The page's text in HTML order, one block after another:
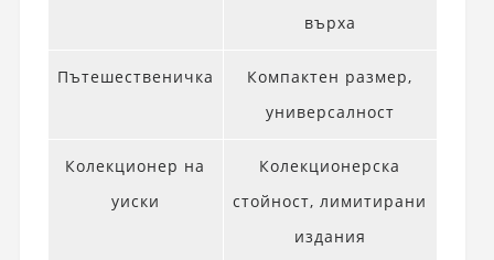
върха
Пътешественичка
Компактен размер,
универсалност
Колекционер на
уиски
Колекционерска
стойност, лимитирани
издания